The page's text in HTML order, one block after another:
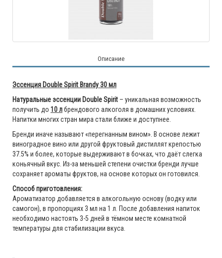
Описание
Эссенция Double Spirit Brandy 30 мл
Натуральные эссенции Double Spirit – уникальная возможность
получить до 10 лбрендового алкоголя в домашних условиях.
Напитки многих стран мира стали ближе и доступнее.
Бренди иначе называют «перегнанным вином». В основе лежит
виноградное вино или другой фруктовый дистиллят крепостью
37.5% и более, которые выдерживают в бочках, что даёт слегка
коньячный вкус. Из-за меньшей степени очистки бренди лучше
сохраняет ароматы фруктов, на основе которых он готовился.
Способ приготовления:
Ароматизатор добавляется в алкогольную основу (водку или
самогон), в пропорциях 3 мл на 1 л. После добавления напиток
необходимо настоять 3-5 дней в тёмном месте комнатной
температуры для стабилизации вкуса.